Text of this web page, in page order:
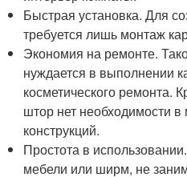
Быстрая установка. Для
требуется лишь монтаж
Экономия на ремонте.
нуждается в выполнении
косметического ремонта.
штор нет необходимости
конструкций.
Простота в
мебели или ширм, не